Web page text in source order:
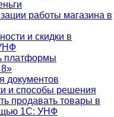
работы магазина в
и скидки в
платформы
документов
и способы решения
продавать товары в
1С: УНФ